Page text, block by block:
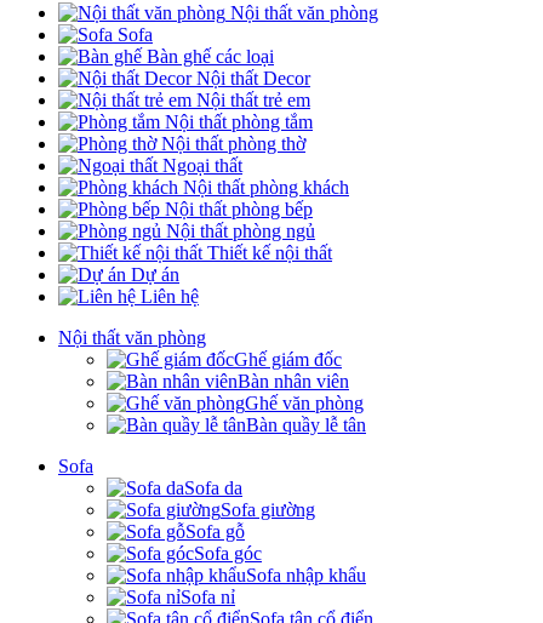
Nội thất văn phòng
Sofa
Bàn ghế các loại
Nội thất Decor
Nội thất trẻ em
Nội thất phòng tắm
Nội thất phòng thờ
Ngoại thất
Nội thất phòng khách
Nội thất phòng bếp
Nội thất phòng ngủ
Thiết kế nội thất
Dự án
Liên hệ
Nội thất văn phòng
Ghế giám đốc
Bàn nhân viên
Ghế văn phòng
Bàn quầy lễ tân
Sofa
Sofa da
Sofa giường
Sofa gỗ
Sofa góc
Sofa nhập khẩu
Sofa nỉ